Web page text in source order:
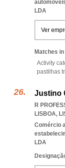
LDA
Ver
Matches
Activity
pastilhas
Justino
R
LISBOA,
Comércio
LDA